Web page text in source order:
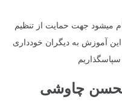
میشود جهت حمایت از تنظیم
این آموزش به دیگران خودداری
چاوشی